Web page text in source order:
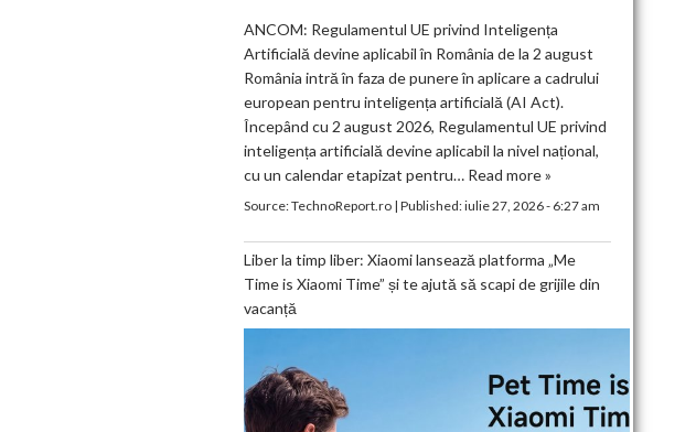
ANCOM: Regulamentul UE privind Inteligența
Artificială devine aplicabil în România de la 2 august
România intră în faza de punere în aplicare a cadrului
european pentru inteligența artificială (AI Act).
Începând cu 2 august 2026, Regulamentul UE privind
inteligența artificială devine aplicabil la nivel național,
cu un calendar etapizat pentru… Read more »
Source:TechnoReport.ro| Published:iulie 27, 2026 - 6:27 am
Liber la timp liber: Xiaomi lansează platforma „Me
Time is Xiaomi Time” și te ajută să scapi de grijile din
vacanță